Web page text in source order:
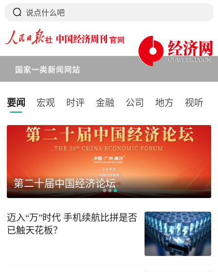
要闻 宏观 时评 金融 公司 地方 视听
下拉刷新
第二十届中国经济论坛
迈入“万”时代 手机续航比拼是否
已触天花板？